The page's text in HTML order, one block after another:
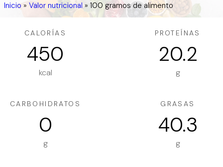
Inicio » Valor nutricional » 100 gramos de alimento
CALORÍAS
450
kcal
PROTEÍNAS
20.2
g
CARBOHIDRATOS
0
g
GRASAS
40.3
g